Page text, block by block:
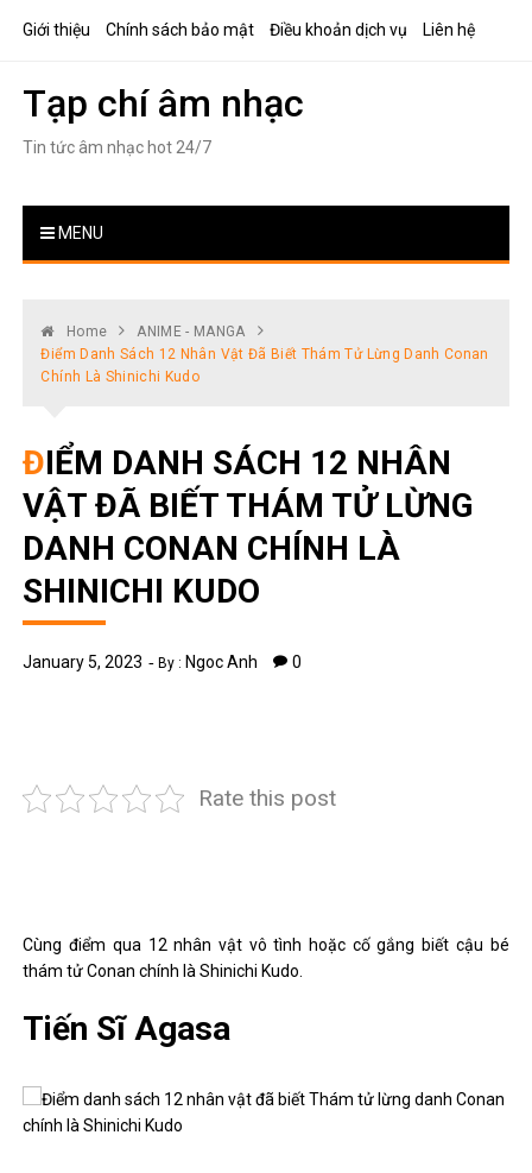
Giới thiệu Chính sách bảo mật Điều khoản dịch vụ Liên hệ
Tạp chí âm nhạc
Tin tức âm nhạc hot 24/7
MENU
Home
ANIME - MANGA
Điểm Danh Sách 12 Nhân Vật Đã Biết Thám Tử Lừng Danh Conan
Chính Là Shinichi Kudo
ĐIỂM DANH SÁCH 12 NHÂN
VẬT ĐÃ BIẾT THÁM TỬ LỪNG
DANH CONAN CHÍNH LÀ
SHINICHI KUDO
January 5, 2023 By : Ngoc Anh 0
Rate this post
Cùng điểm qua 12 nhân vật vô tình hoặc cố gắng biết cậu bé
thám tử Conan chính là Shinichi Kudo.
Tiến Sĩ Agasa